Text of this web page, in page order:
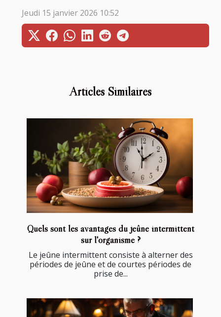
Articles Similaires
Quels sont les avantages du jeûne intermittent
sur l'organisme ?
Le jeûne intermittent consiste à alterner des
périodes de jeûne et de courtes périodes de
prise de...
Jeudi 15 janvier 2026 10:52